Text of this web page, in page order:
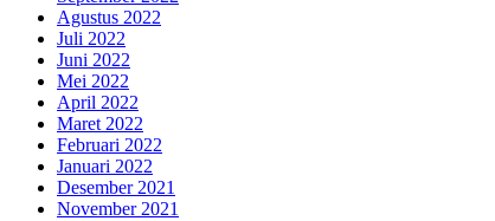
Agustus 2022
Juli 2022
Juni 2022
Mei 2022
April 2022
Maret 2022
Februari 2022
Januari 2022
Desember 2021
November 2021